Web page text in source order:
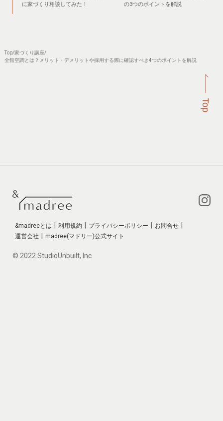
に家づくり相談してみた！
の3つのポイントを解説
Top/家づくり講座/
全館空調とは？メリット・デメリットや採用する際に確認すべき4つのポイントを解説
&madreeとは 利用規約 プライバシーポリシー お問合せ
運営会社 madree(マドリー)公式サイト
© 2022 StudioUnbuilt, Inc